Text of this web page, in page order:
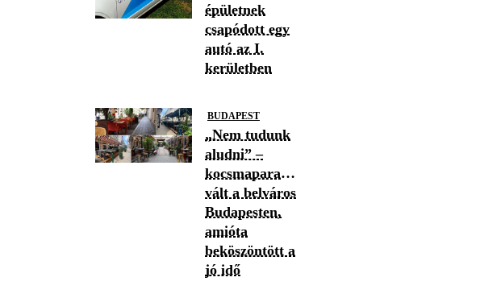
épületnek
csapódott egy
autó az I.
kerületben
BUDAPEST
„Nem tudunk
aludni” –
kocsmaparadicsommá
vált a belváros
Budapesten,
amióta
beköszöntött a
jó idő